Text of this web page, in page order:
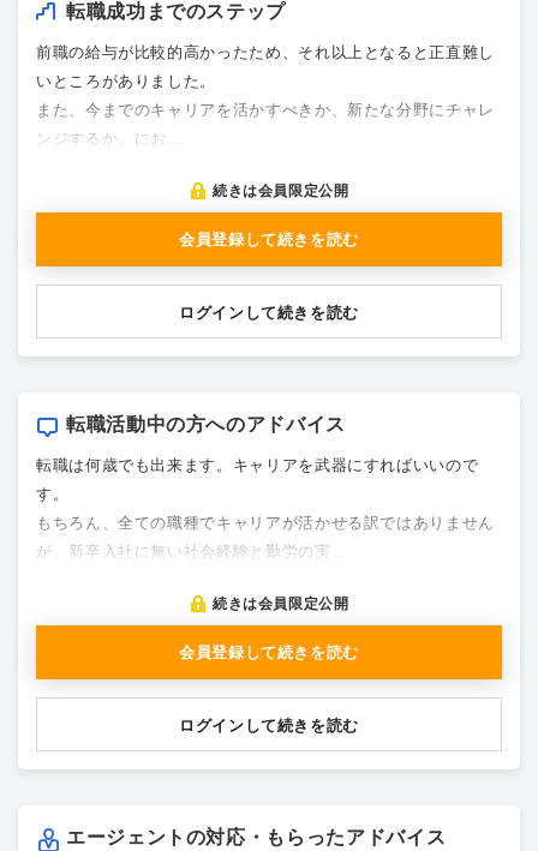
転職成功までのステップ
前職の給与が比較的高かったため、それ以上となると正直難し
いところがありました。
また、今までのキャリアを活かすべきか、新たな分野にチャレ
ンジするか、にお…
続きは会員限定公開
会員登録して続きを読む
ログインして続きを読む
転職活動中の方へのアドバイス
転職は何歳でも出来ます。キャリアを武器にすればいいので
す。
もちろん、全ての職種でキャリアが活かせる訳ではありません
が、新卒入社に無い社会経験と勤労の実…
続きは会員限定公開
会員登録して続きを読む
ログインして続きを読む
エージェントの対応・もらったアドバイス